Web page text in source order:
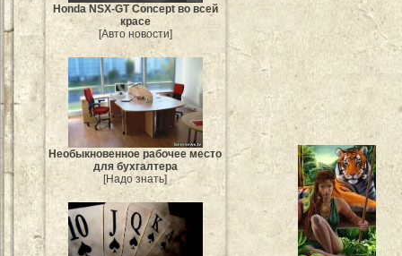
Honda NSX-GT Concept во всей
красе
[Авто новости]
Необыкновенное рабочее место
для бухгалтера
[Надо знать]